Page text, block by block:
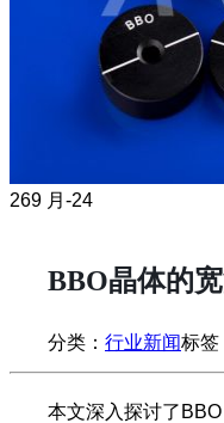
269 月-24
BBO晶体的
分类： 行业新闻标签
本文深入探讨了